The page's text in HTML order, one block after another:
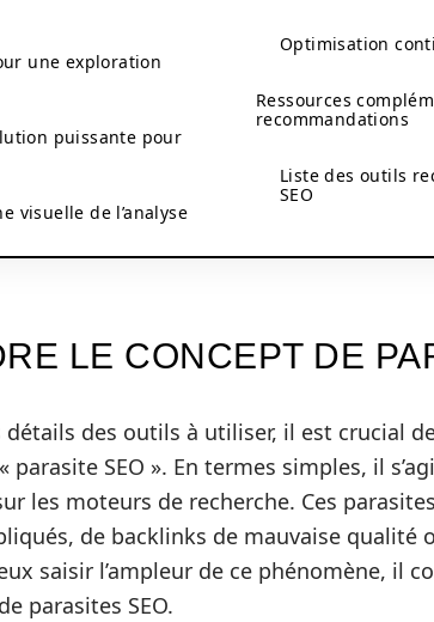
une exploration
puissante pour
visuelle de l’analyse
Optimisation
Ressources
recommandations
Liste des outils
SEO
LE CONCEPT DE
détails des outils à utiliser, il est crucial
parasite SEO ». En termes simples, il
les moteurs de recherche. Ces
de backlinks de mauvaise qualité
saisir l’ampleur de ce phénomène, il
parasites SEO.